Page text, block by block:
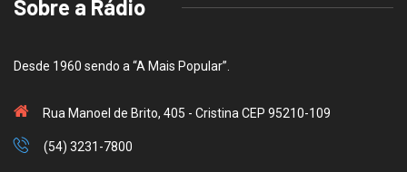
Sobre a Rádio
Desde 1960 sendo a “A Mais Popular”.
Rua Manoel de Brito, 405 - Cristina CEP 95210-109
(54) 3231-7800